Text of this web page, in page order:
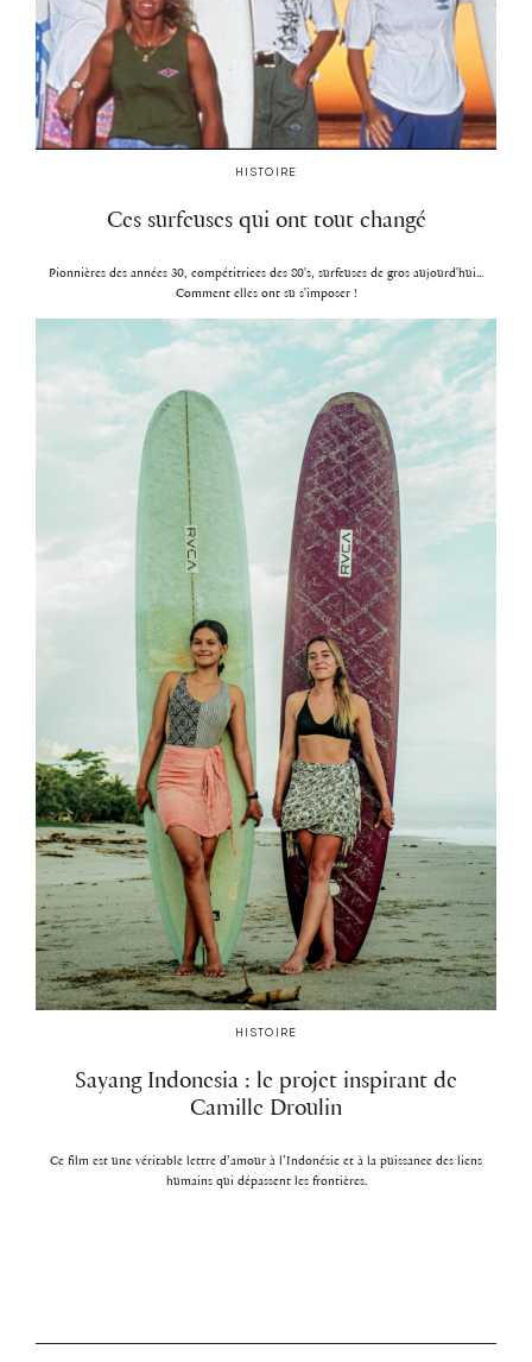
HISTOIRE
Ces surfeuses qui ont tout changé
Pionnières des années 30, compétitrices des 80's, surfeuses de gros aujourd'hui...
Comment elles ont su s'imposer !
HISTOIRE
Sayang Indonesia : le projet inspirant de
Camille Droulin
Ce film est une véritable lettre d’amour à l’Indonésie et à la puissance des liens
humains qui dépassent les frontières.